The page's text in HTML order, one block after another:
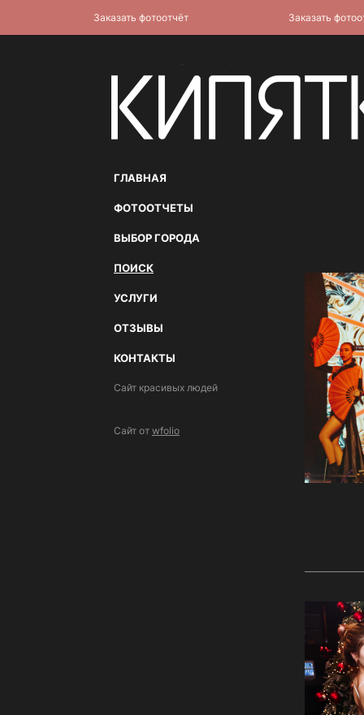
ГЛАВНАЯ
ФОТООТЧЕТЫ
ВЫБОР ГОРОДА
ПОИСК
УСЛУГИ
ОТЗЫВЫ
КОНТАКТЫ
Сайт красивых людей
Сайт от wfolio
Заказать фотоотчёт Заказать